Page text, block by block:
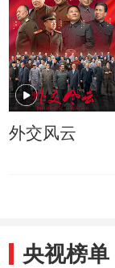
外交风云
央视榜单